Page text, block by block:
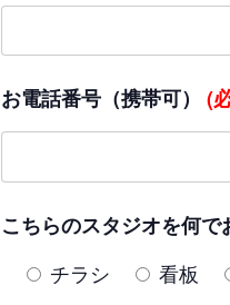
お電話番号（携帯可） (
こちらのスタジオを何
チラシ
看板